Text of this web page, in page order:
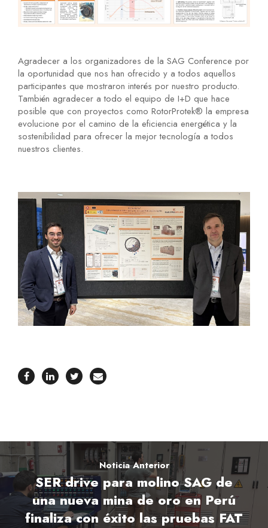
Agradecer a los organizadores de la SAG Conference por
la oportunidad que nos han ofrecido y a todos aquellos
participantes que mostraron interés por nuestro producto.
También agradecer a todo el equipo de I+D que hace
posible que con proyectos como RotorProtek® la empresa
evolucione por el camino de la eficiencia energética y la
sostenibilidad para ofrecer la mejor tecnología a todos
nuestros clientes.
Noticia Anterior
SER drive para molino SAG de
una nueva mina de oro en Perú
finaliza con éxito las pruebas FAT